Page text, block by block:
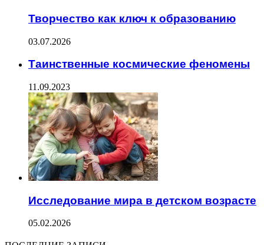
Творчество как ключ к образованию
03.07.2026
Таинственные космические феномены
11.09.2023
Исследование мира в детском возрасте
05.02.2026